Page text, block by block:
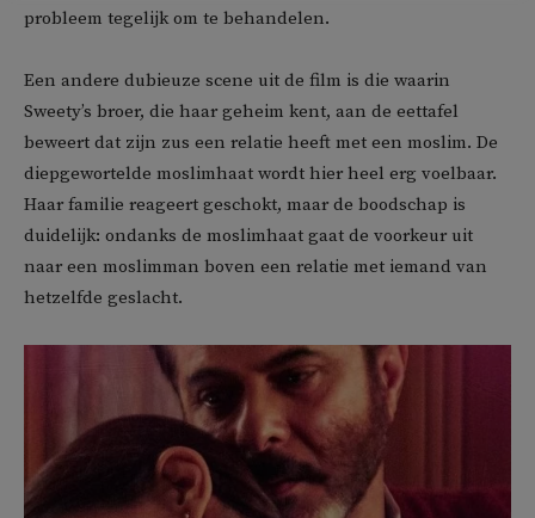
probleem tegelijk om te behandelen.
Een andere dubieuze scene uit de film is die waarin
Sweety’s broer, die haar geheim kent, aan de eettafel
beweert dat zijn zus een relatie heeft met een moslim. De
diepgewortelde moslimhaat wordt hier heel erg voelbaar.
Haar familie reageert geschokt, maar de boodschap is
duidelijk: ondanks de moslimhaat gaat de voorkeur uit
naar een moslimman boven een relatie met iemand van
hetzelfde geslacht.